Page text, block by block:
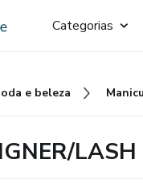
Categorias
e beleza
LASH